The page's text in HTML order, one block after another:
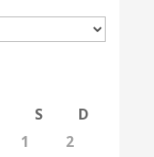
S
D
1
2